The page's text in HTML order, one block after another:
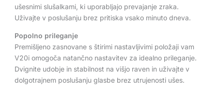
ušesnimi slušalkami, ki uporabljajo prevajanje zraka.
Uživajte v poslušanju brez pritiska vsako minuto dneva.
Popolno prileganje
Premišljeno zasnovane s štirimi nastavljivimi položaji vam
V20i omogoča natančno nastavitev za idealno prileganje.
Dvignite udobje in stabilnost na višjo raven in uživajte v
dolgotrajnem poslušanju glasbe brez utrujenosti ušes.